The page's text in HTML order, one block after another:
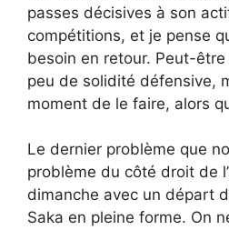
passes décisives à son
compétitions, et je pense
besoin en retour. Peut-
peu de solidité défensive,
moment de le faire, alors
Le dernier problème que
problème du côté droit de
dimanche avec un départ
Saka en pleine forme. On